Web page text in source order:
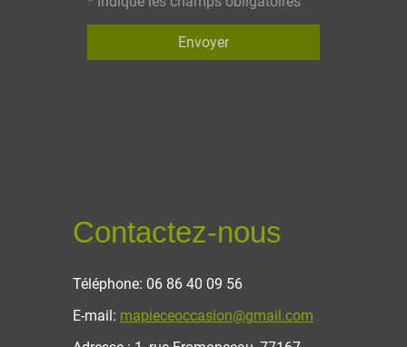
Envoyer
Contactez-nous
Téléphone: 06 86 40 09 56
E-mail: mapieceoccasion@gmail.com